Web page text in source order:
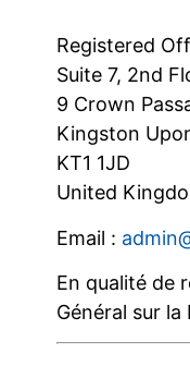
Registered
Suite 7, 2nd
9 Crown
Kingston
KT1 1JD
United
Email :
En qualité de
Général sur